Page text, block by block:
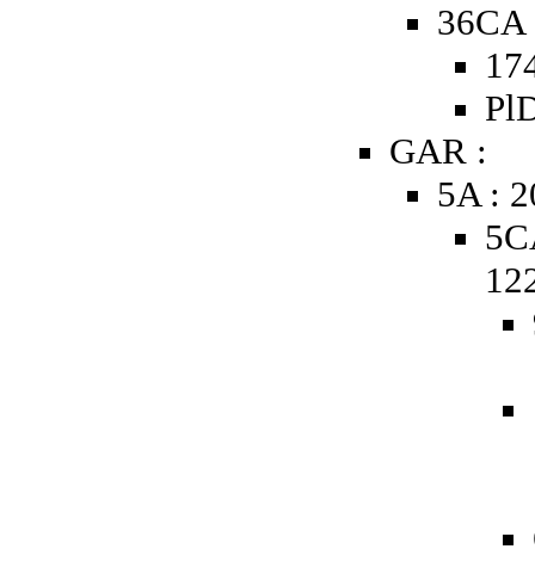
GAR :
5A :